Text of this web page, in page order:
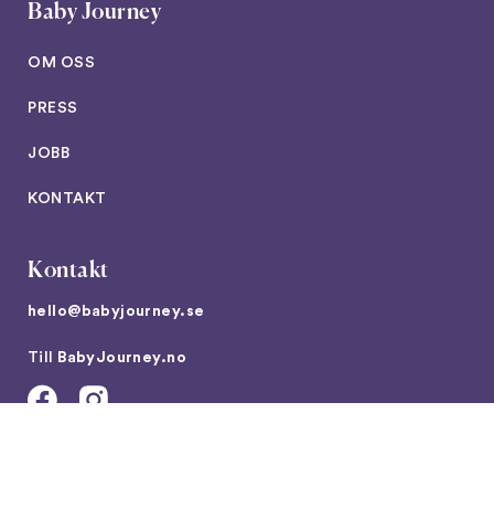
Baby Journey
OM OSS
PRESS
JOBB
KONTAKT
Kontakt
hello@babyjourney.se
Till BabyJourney.no